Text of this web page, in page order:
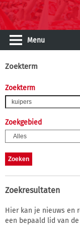
Menu
Zoekterm
Zoekterm
Zoekgebied
Zoekresultaten
Hier kan je nieuws en
een bepaald lid van